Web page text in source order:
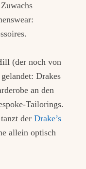
(der noch von
Drakes
an den
Tailorings.
der Drake’s
allein optisch